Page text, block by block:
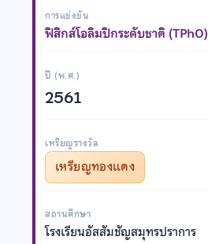
การแข่งขัน
ฟิสิกส์โอลิมปิกระดับชาติ (TPhO)
ปี (พ.ศ.)
2561
เหรียญรางวัล
เหรียญทองแดง
สถานศึกษา
โรงเรียนอัสสัมชัญสมุทรปราการ